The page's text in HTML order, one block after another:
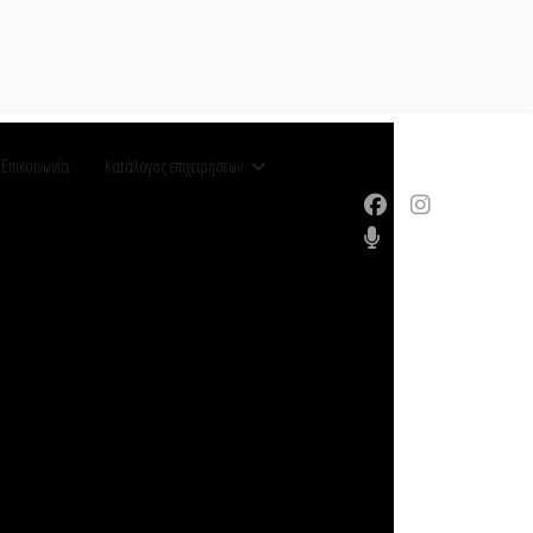
Επικοινωνία Κατάλογος επιχειρήσεων